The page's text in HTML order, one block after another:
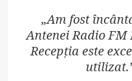
„Am fost
Antenei Radio FM
Recepția este